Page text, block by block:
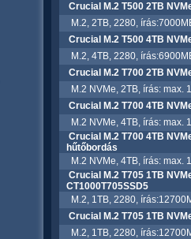
Crucial M.2 T500 2TB
M.2, 2TB, 2280,
Crucial M.2 T500 4TB
M.2, 4TB, 2280,
Crucial M.2 T700 2TB
M.2 NVMe, 2TB, írás: max.
Crucial M.2 T700 4TB
M.2 NVMe, 4TB, írás: max.
Crucial M.2 T700 4TB
hűtőbordás
M.2 NVMe, 4TB, írás: max.
Crucial M.2 T705 1TB
CT1000T705SSD5
M.2, 1TB, 2280,
Crucial M.2 T705 1TB
M.2, 1TB, 2280,